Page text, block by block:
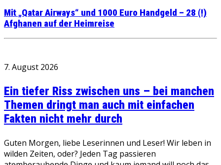
Mit „Qatar Airways“ und 1000 Euro Handgeld – 28 (!)
Afghanen auf der Heimreise
7. August 2026
Ein tiefer Riss zwischen uns – bei manchen
Themen dringt man auch mit einfachen
Fakten nicht mehr durch
Guten Morgen, liebe Leserinnen und Leser! Wir leben in
wilden Zeiten, oder? Jeden Tag passieren